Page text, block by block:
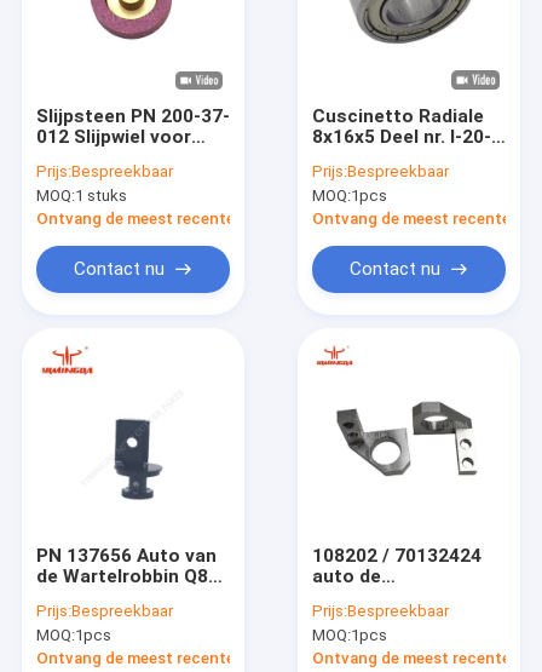
Producten
Over ons
Fabriekstocht
Nieuws
Slijpsteen PN 200-37-
012 Slijpwiel voor
Prijs:Bespreekbaar
MOQ:1 stuks
Ontvang de meest recente Prijs
Contact nu
Cuscinetto Radiale
8x16x5 Deel nr. I-20-
snijmachines
Prijs:Bespreekbaar
MOQ:1pcs
Ontvang de meest recente
Contact nu
PN 137656 Auto van
de Wartelrobbin Q80
Snijdersdelen
Prijs:Bespreekbaar
MOQ:1pcs
Ontvang de meest recente Prijs
108202 / 70132424
auto de
Snijdersdelen voor
Bullmer E80 D8001
D8002 XL7501
Prijs:Bespreekbaar
MOQ:1pcs
Ontvang de meest recente